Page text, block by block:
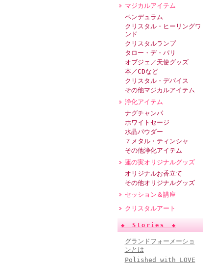
マジカルアイテム
ペンデュラム
クリスタル・ヒーリングワ
ンド
クリスタルランプ
タロー・デ・パリ
オブジェ／天使グッズ
本／CDなど
クリスタル・デバイス
その他マジカルアイテム
浄化アイテム
ナグチャンパ
ホワイトセージ
水晶パウダー
７メタル・ティンシャ
その他浄化アイテム
蓮の実オリジナルグッズ
オリジナルお香立て
その他オリジナルグッズ
セッション＆講座
クリスタルアート
◆ Stories ◆
グランドフォーメーショ
ンとは
Polished with LOVE